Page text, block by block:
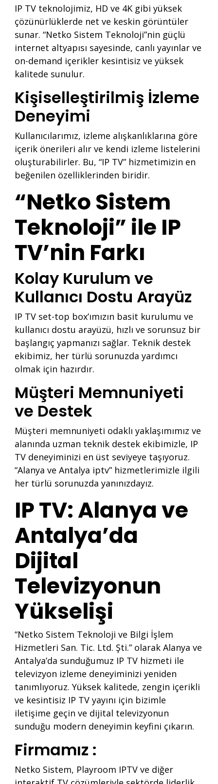
IP TV teknolojimiz, HD ve 4K gibi yüksek
çözünürlüklerde net ve keskin görüntüler
sunar. “Netko Sistem Teknoloji”nin güçlü
internet altyapısı sayesinde, canlı yayınlar ve
on-demand içerikler kesintisiz ve yüksek
kalitede sunulur.
Kişiselleştirilmiş İzleme
Deneyimi
Kullanıcılarımız, izleme alışkanlıklarına göre
içerik önerileri alır ve kendi izleme listelerini
oluşturabilirler. Bu, “IP TV” hizmetimizin en
beğenilen özelliklerinden biridir.
“Netko Sistem
Teknoloji” ile IP
TV’nin Farkı
Kolay Kurulum ve
Kullanıcı Dostu Arayüz
IP TV set-top box’ımızın basit kurulumu ve
kullanıcı dostu arayüzü, hızlı ve sorunsuz bir
başlangıç yapmanızı sağlar. Teknik destek
ekibimiz, her türlü sorunuzda yardımcı
olmak için hazırdır.
Müşteri Memnuniyeti
ve Destek
Müşteri memnuniyeti odaklı yaklaşımımız ve
alanında uzman teknik destek ekibimizle, IP
TV deneyiminizi en üst seviyeye taşıyoruz.
“Alanya ve Antalya iptv” hizmetlerimizle ilgili
her türlü sorunuzda yanınızdayız.
IP TV: Alanya ve
Antalya’da
Dijital
Televizyonun
Yükselişi
“Netko Sistem Teknoloji ve Bilgi İşlem
Hizmetleri San. Tic. Ltd. Şti.” olarak Alanya ve
Antalya’da sunduğumuz IP TV hizmeti ile
televizyon izleme deneyiminizi yeniden
tanımlıyoruz. Yüksek kalitede, zengin içerikli
ve kesintisiz IP TV yayını için bizimle
iletişime geçin ve dijital televizyonun
sunduğu modern deneyimin keyfini çıkarın.
Firmamız :
Netko Sistem, Playroom IPTV ve diğer